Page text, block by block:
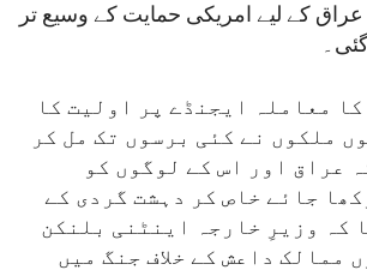
کے لیے امریکی حمایت کے وسیع تر
کا معاملہ ایجنڈے پر اولیت کا
ملکوں نے کئی برسوں تک مل کر
عراق اور اس کے لوگوں کو
جائے خاص کر دہشت گردی کے
کہ وزیرِ خارجہ اینٹنی بلنکن
ممالک داعش کے خلاف جنگ میں